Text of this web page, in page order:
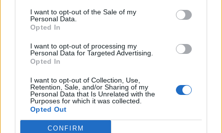
I want to opt-out of the Sale of my
Personal Data.
Opted In
I want to opt-out of processing my
Personal Data for Targeted Advertising.
Opted In
I want to opt-out of Collection, Use,
Retention, Sale, and/or Sharing of my
Personal Data that Is Unrelated with the
Purposes for which it was collected.
Opted Out
CONFIRM
Resumen de datos de la ruta entre Peñamellera
Tipo dePrecio
Gasolina 95
0,00€ 23 l.-
0,00€
33l.-
0,00€
47l.- 0,00€
Gasolina 98 0,00€
0,00€
0,00€